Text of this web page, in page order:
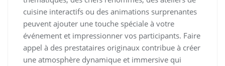
cuisine interactifs ou des animations surprenantes
peuvent ajouter une touche spéciale à votre
événement et impressionner vos participants. Faire
appel à des prestataires originaux contribue à créer
une atmosphère dynamique et immersive qui